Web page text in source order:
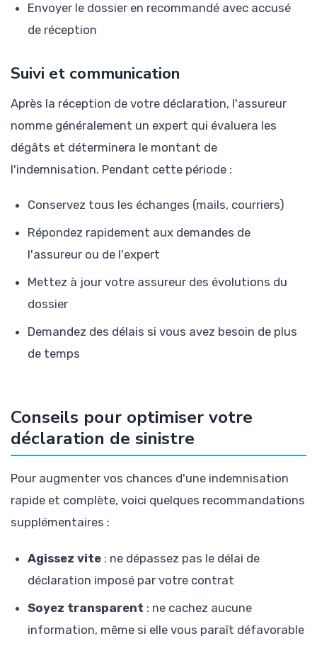
Envoyer le dossier en recommandé avec accusé
de réception
Suivi et communication
Après la réception de votre déclaration, l'assureur
nomme généralement un expert qui évaluera les
dégâts et déterminera le montant de
l'indemnisation. Pendant cette période :
Conservez tous les échanges (mails, courriers)
Répondez rapidement aux demandes de
l'assureur ou de l'expert
Mettez à jour votre assureur des évolutions du
dossier
Demandez des délais si vous avez besoin de plus
de temps
Conseils pour optimiser votre
déclaration de sinistre
Pour augmenter vos chances d'une indemnisation
rapide et complète, voici quelques recommandations
supplémentaires :
Agissez vite : ne dépassez pas le délai de
déclaration imposé par votre contrat
Soyez transparent : ne cachez aucune
information, même si elle vous paraît défavorable